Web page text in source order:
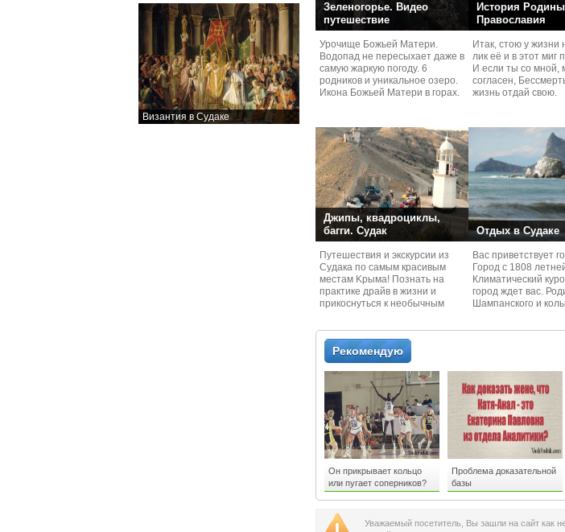
Византия в Судаке
Зеленогорье. Видео
путешествие
Урочище Божьей Матери.
Водопад не пересыхает даже в
самую жаркую погоду. 6
родников и уникальное озеро.
Икона Божьей Матери в горах.
История Родины
Православия
Итак, стою у жизни
лик её и в этот миг
И если ты со мной,
согласен,
жизнь отдай свою.
Джипы, квадроциклы,
багги. Судак
Путешествия и экскурcии из
Судaка по самым красивым
местам Kрыма! Познать на
практике драйв в жизни и
прикоснуться к необычным
Отдых в Судаке
Вас приветствует
Город с 1808
Климатический
город ждет вас.
Шампанского и
Рекомендую
Он прикрывает кольцо
или пугает соперников?
Проблема доказательной
базы
Уважаемый посетитель, Вы зашли на сайт как